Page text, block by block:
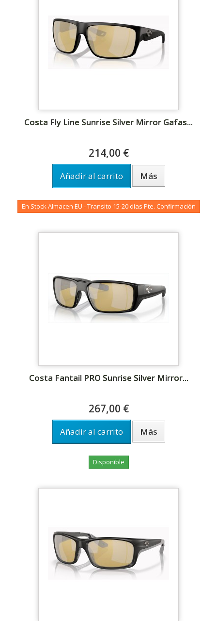
Costa Fly Line Sunrise Silver Mirror Gafas...
214,00 €
Añadir al carrito Más
En Stock Almacen EU - Transito 15-20 días Pte. Confirmación
Costa Fantail PRO Sunrise Silver Mirror...
267,00 €
Añadir al carrito Más
Disponible